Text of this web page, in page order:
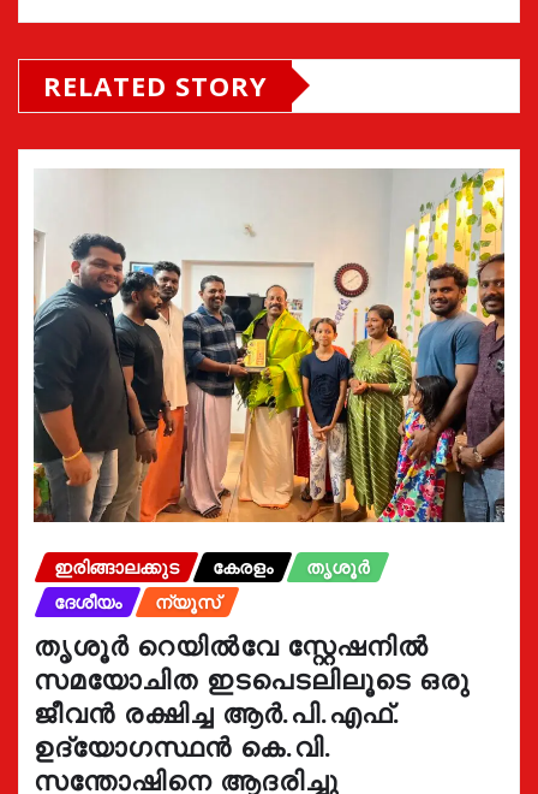
RELATED STORY
ഇരിങ്ങാലക്കുട കേരളം
തൃശൂർ
ദേശീയം
ന്യൂസ്
തൃശൂർ റെയിൽവേ സ്റ്റേഷനിൽ
സമയോചിത ഇടപെടലിലൂടെ ഒരു
ജീവൻ രക്ഷിച്ച ആർ.പി.എഫ്.
ഉദ്യോഗസ്ഥൻ കെ.വി.
സന്തോഷിനെ ആദരിച്ചു